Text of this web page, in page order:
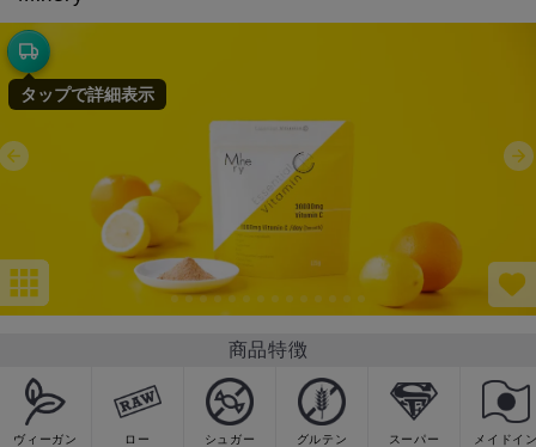
タップで詳細表示
商品特徴
ヴィーガン ロー
シュガー
グルテン
スーパー
メイドイ